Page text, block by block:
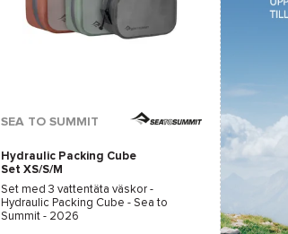
SEA TO SUMMIT
Hydraulic Packing Cube
Set XS/S/M
Set med 3 vattentäta väskor -
Hydraulic Packing Cube - Sea to
Summit - 2026